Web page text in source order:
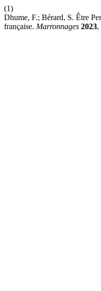
(1)
Dhume, F.; Bérard, S. Être
française. Marronnages 2023,